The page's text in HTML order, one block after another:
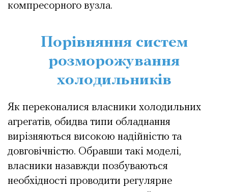
компресорного вузла.
Порівняння систем
розморожування
холодильників
Як переконалися власники холодильних
агрегатів, обидва типи обладнання
вирізняються високою надійністю та
довговічністю. Обравши такі моделі,
власники назавжди позбуваються
необхідності проводити регулярне